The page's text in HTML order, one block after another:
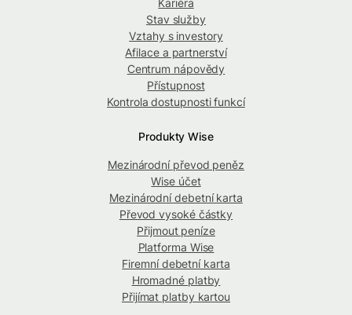
Kariéra
Stav služby
Vztahy s investory
Afilace a partnerství
Centrum nápovědy
Přístupnost
Kontrola dostupnosti funkcí
Produkty Wise
Mezinárodní převod peněz
Wise účet
Mezinárodní debetní karta
Převod vysoké částky
Přijmout peníze
Platforma Wise
Firemní debetní karta
Hromadné platby
Přijímat platby kartou